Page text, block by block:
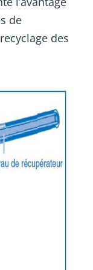
de
des